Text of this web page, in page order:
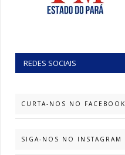
REDES SOCIAIS
CURTA-NOS NO FACEBOOK
SIGA-NOS NO INSTAGRAM